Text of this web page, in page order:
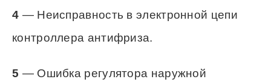
3
— Неисправность в электронной цепи
датчика уровня горючего.
4 — Неисправность в электронной цепи